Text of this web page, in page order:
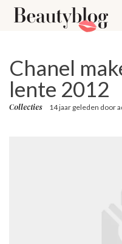
Chanel
lente 2012
Collecties 14 jaar geleden door